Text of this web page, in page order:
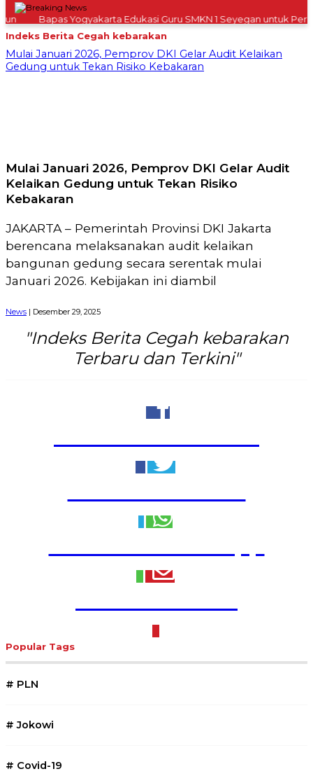
Bapas Yogyakarta Edukasi Guru SMKN 1 Seyegan untuk
Indeks Berita Cegah kebarakan
Mulai Januari 2026, Pemprov DKI Gelar Audit Kelaikan
Gedung untuk Tekan Risiko Kebakaran
Mulai Januari 2026, Pemprov DKI Gelar Audit
Kelaikan Gedung untuk Tekan Risiko
Kebakaran
JAKARTA – Pemerintah Provinsi DKI Jakarta
berencana melaksanakan audit kelaikan
bangunan gedung secara serentak mulai
Januari 2026. Kebijakan ini diambil
News | Desember 29, 2025
"Indeks Berita Cegah kebarakan
Terbaru dan Terkini"
Popular Tags
# PLN
# Jokowi
# Covid-19